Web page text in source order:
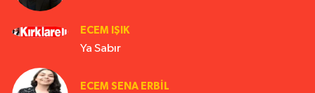
ECEM IŞIK
Ya Sabır
ECEM SENA ERBIL